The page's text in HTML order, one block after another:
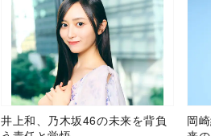
井上和、乃木坂46の未来を背負
岡